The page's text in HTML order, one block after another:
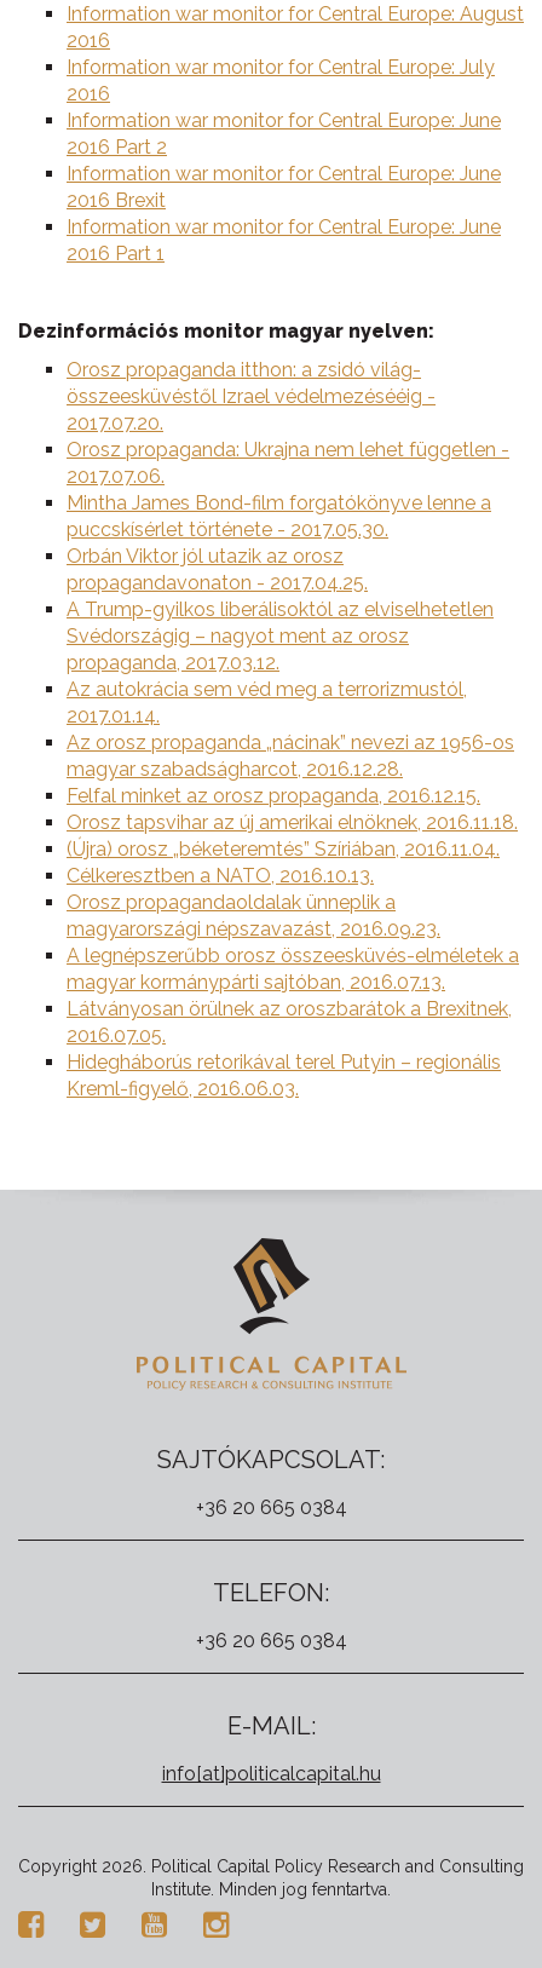
Information war monitor for Central Europe: August
2016
Information war monitor for Central Europe: July
2016
Information war monitor for Central Europe: June
2016 Part 2
Information war monitor for Central Europe: June
2016 Brexit
Information war monitor for Central Europe: June
2016 Part 1
Dezinformációs monitor magyar nyelven:
Orosz propaganda itthon: a zsidó világ-
összeesküvéstől Izrael védelmezésééig -
2017.07.20.
Orosz propaganda: Ukrajna nem lehet független -
2017.07.06.
Mintha James Bond-film forgatókönyve lenne a
puccskísérlet története - 2017.05.30.
Orbán Viktor jól utazik az orosz
propagandavonaton - 2017.04.25.
A Trump-gyilkos liberálisoktól az elviselhetetlen
Svédországig – nagyot ment az orosz
propaganda, 2017.03.12.
Az autokrácia sem véd meg a terrorizmustól,
2017.01.14.
Az orosz propaganda „nácinak” nevezi az 1956-os
magyar szabadságharcot, 2016.12.28.
Felfal minket az orosz propaganda, 2016.12.15.
Orosz tapsvihar az új amerikai elnöknek, 2016.11.18.
(Újra) orosz „béketeremtés” Szíriában, 2016.11.04.
Célkeresztben a NATO, 2016.10.13.
Orosz propagandaoldalak ünneplik a
magyarországi népszavazást, 2016.09.23.
A legnépszerűbb orosz összeesküvés-elméletek a
magyar kormánypárti sajtóban, 2016.07.13.
Látványosan örülnek az oroszbarátok a Brexitnek,
2016.07.05.
Hidegháborús retorikával terel Putyin – regionális
Kreml-figyelő, 2016.06.03.
SAJTÓKAPCSOLAT:
+36 20 665 0384
TELEFON:
+36 20 665 0384
E-MAIL:
info[at]politicalcapital.hu
Copyright 2026. Political Capital Policy Research and Consulting
Institute. Minden jog fenntartva.